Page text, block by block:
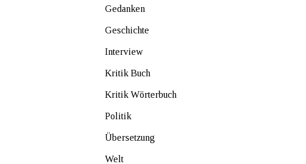
Gedanken
Geschichte
Interview
Kritik Buch
Kritik Wörterbuch
Politik
Übersetzung
Welt